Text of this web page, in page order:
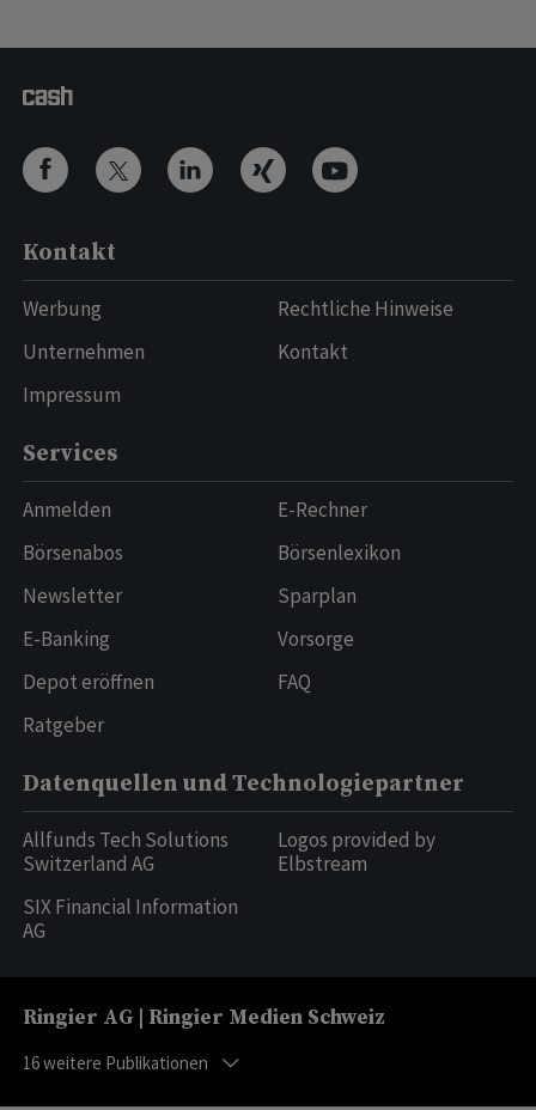
Kontakt
Werbung
Unternehmen
Impressum
Rechtliche Hinweise
Kontakt
Services
Anmelden
Börsenabos
Newsletter
E-Banking
Depot eröffnen
Ratgeber
E-Rechner
Börsenlexikon
Sparplan
Vorsorge
FAQ
Datenquellen und Technologiepartner
Allfunds Tech Solutions
Switzerland AG
SIX Financial Information
AG
Logos provided by
Elbstream
Ringier AG | Ringier Medien Schweiz
16weitere Publikationen